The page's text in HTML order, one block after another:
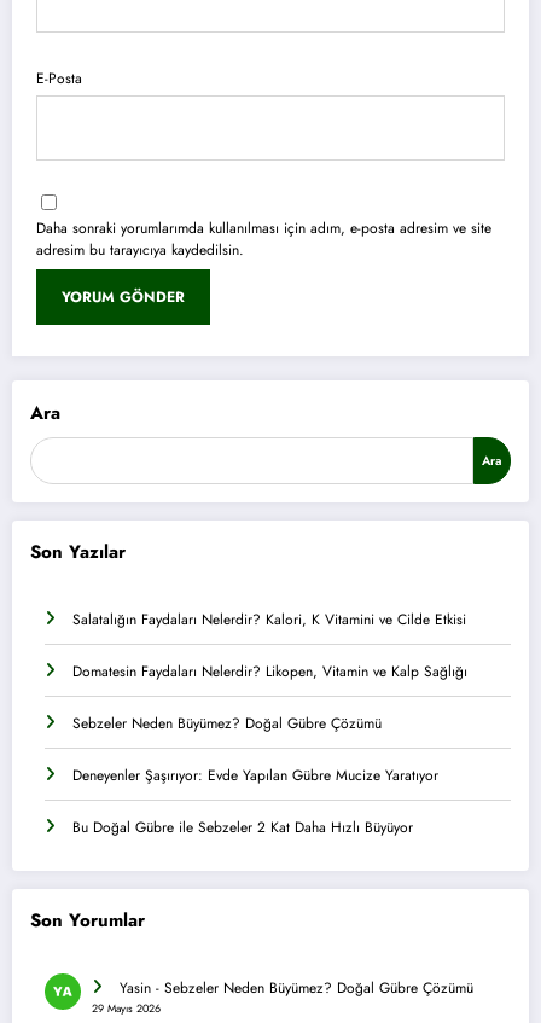
E-Posta
Daha sonraki yorumlarımda kullanılması için adım, e-posta adresim ve site
adresim bu tarayıcıya kaydedilsin.
Ara
Ara
Son Yazılar
Salatalığın Faydaları Nelerdir? Kalori, K Vitamini ve Cilde Etkisi
Domatesin Faydaları Nelerdir? Likopen, Vitamin ve Kalp Sağlığı
Sebzeler Neden Büyümez? Doğal Gübre Çözümü
Deneyenler Şaşırıyor: Evde Yapılan Gübre Mucize Yaratıyor
Bu Doğal Gübre ile Sebzeler 2 Kat Daha Hızlı Büyüyor
Son Yorumlar
Yasin - Sebzeler Neden Büyümez? Doğal Gübre Çözümü
29 Mayıs 2026